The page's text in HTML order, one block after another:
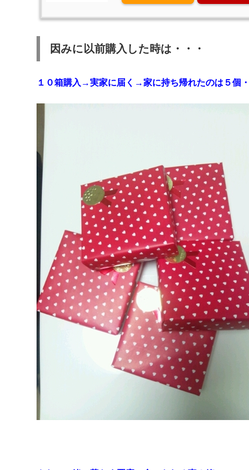
因みに以前購入した時は・・・
１０箱購入→実家に届く→家に持ち帰れたのは５個・